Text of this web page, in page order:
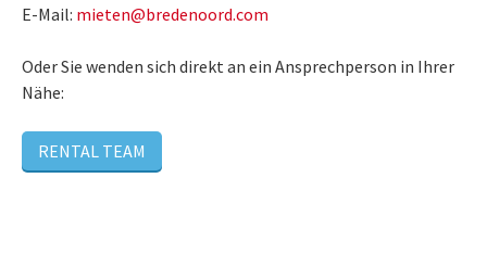
E-Mail: mieten@bredenoord.com
Oder Sie wenden sich direkt an ein Ansprechperson in Ihrer
Nähe:
RENTAL TEAM